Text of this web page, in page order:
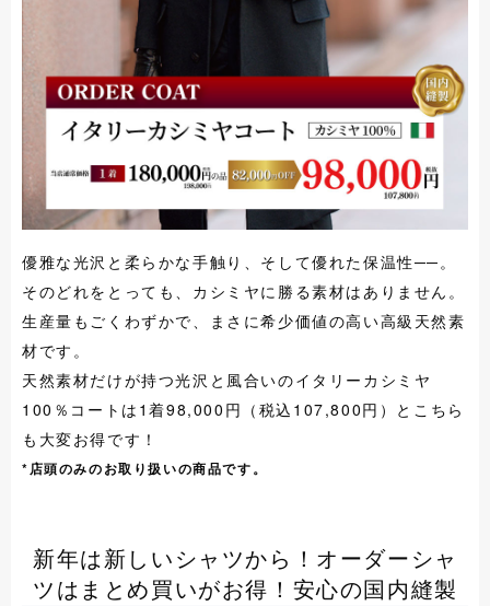
優雅な光沢と柔らかな手触り、そして優れた保温性──。
そのどれをとっても、カシミヤに勝る素材はありません。
生産量もごくわずかで、まさに希少価値の高い高級天然素
材です。
天然素材だけが持つ光沢と風合いのイタリーカシミヤ
100％コートは1着98,000円（税込107,800円）とこちら
も大変お得です！
*店頭のみのお取り扱いの商品です。
新年は新しいシャツから！オーダーシャ
ツはまとめ買いがお得！安心の国内縫製